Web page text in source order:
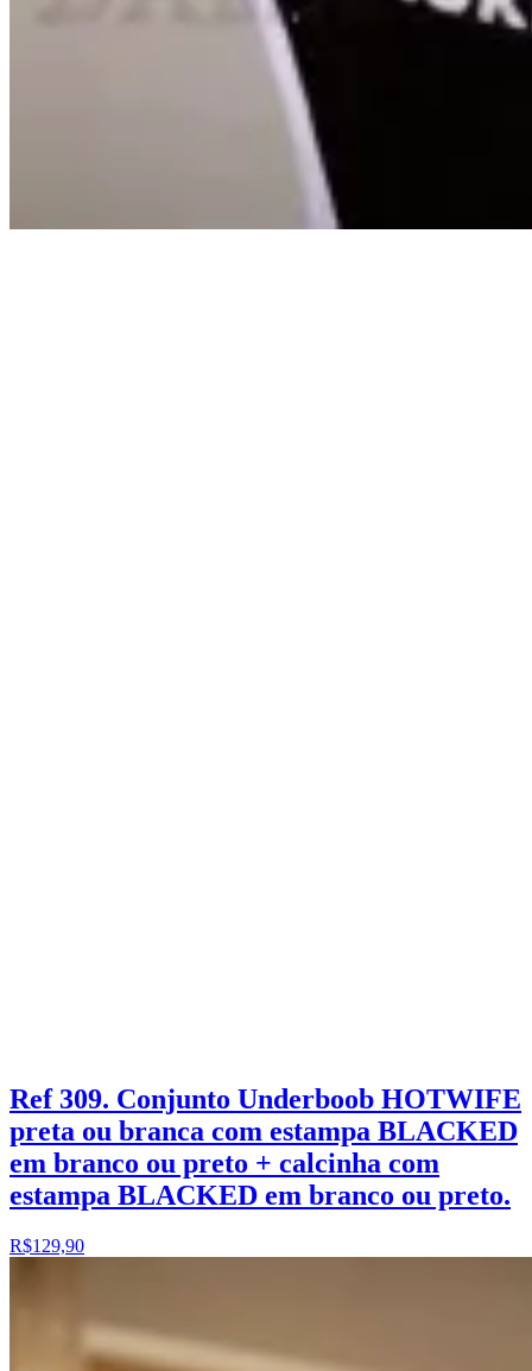
Ref 309. Conjunto Underboob HOTWIFE
preta ou branca com estampa BLACKED
em branco ou preto + calcinha com
estampa BLACKED em branco ou preto.
R$129,90